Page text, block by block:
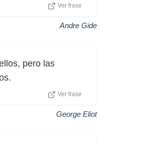
Ver frase
Andre Gide
pero las
Ver frase
George Eliot